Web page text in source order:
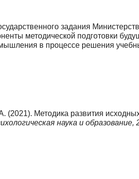
задания
методической подготовки
в процессе решения
Методика развития
наука и образование,